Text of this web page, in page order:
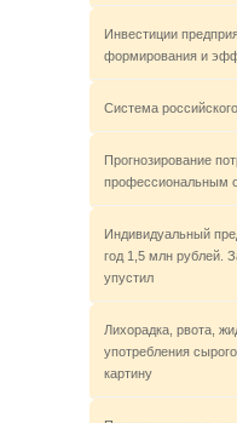
Инвестиции
формирования и
Система
Прогнозирование
профессиональным
Индивидуальный
год 1,5 млн рублей.
упустил
Лихорадка, рвота,
употребления
картину